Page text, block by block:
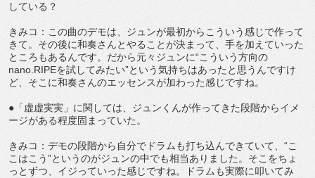
している？
きみコ：この曲のデモは、ジュンが最初からこういう感じで作って
きて。その後に和奏さんとやることが決まって、手を加えていった
ところもあるんです。だから元々ジュンに“こういう方向の
nano.RIPEを試してみたい”という気持ちはあったと思うんですけ
ど、そこに和奏さんのエッセンスが加わった感じですね。
●「虚虚実実」に関しては、ジュンくんが作ってきた段階からイメ
ージがある程度固まっていた。
きみコ：デモの段階から自分でドラムも打ち込んできていて、“こ
こはこう”というのがジュンの中でも相当ありました。そこをちょ
っとずつ、イジっていった感じですね。ドラムも実際に叩いてみ